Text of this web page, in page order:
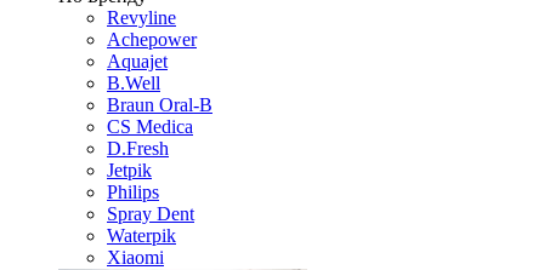
Revyline
Achepower
Aquajet
B.Well
Braun Oral-B
CS Medica
D.Fresh
Jetpik
Philips
Spray Dent
Waterpik
Xiaomi